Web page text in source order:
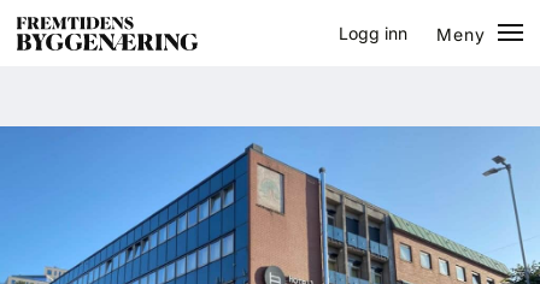
Logg inn
Meny